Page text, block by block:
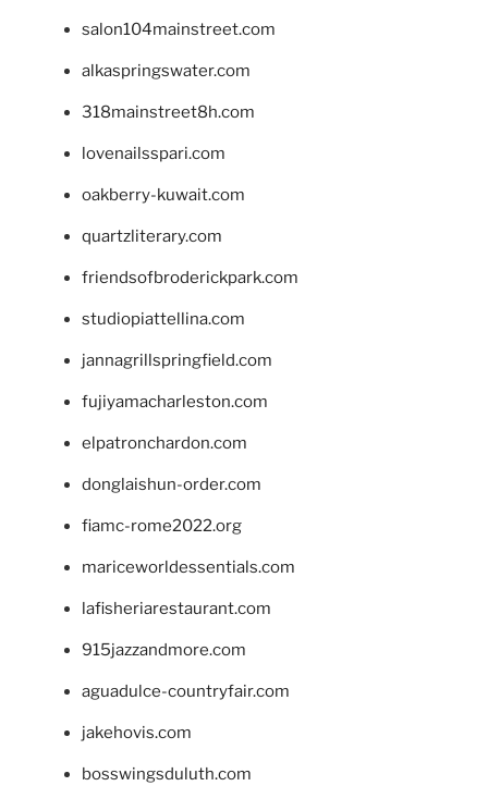
salon104mainstreet.com
alkaspringswater.com
318mainstreet8h.com
lovenailsspari.com
oakberry-kuwait.com
quartzliterary.com
friendsofbroderickpark.com
studiopiattellina.com
jannagrillspringfield.com
fujiyamacharleston.com
elpatronchardon.com
donglaishun-order.com
fiamc-rome2022.org
mariceworldessentials.com
lafisheriarestaurant.com
915jazzandmore.com
aguadulce-countryfair.com
jakehovis.com
bosswingsduluth.com